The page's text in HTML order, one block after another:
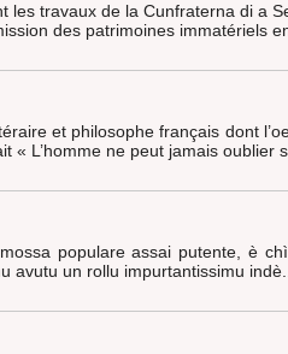
travaux de la Cunfraterna di a
des patrimoines immatériels
et philosophe français dont
L’homme ne peut jamais oublier
populare assai putente, è
avutu un rollu impurtantissimu indè...